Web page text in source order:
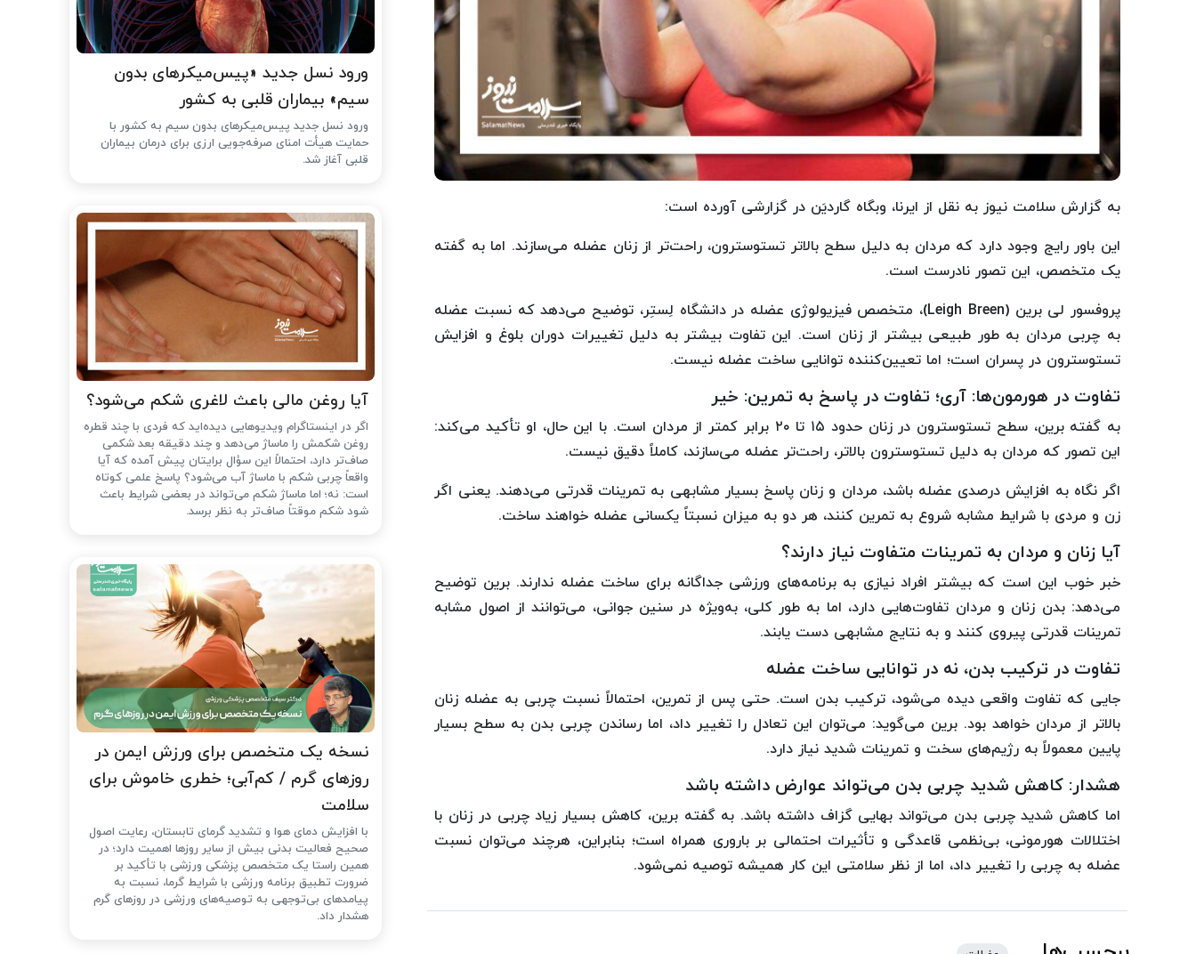
به گزارش سلامت نیوز به نقل از ایرنا، وبگاه گاردیَن در گزارشی آورده است:
این باور رایج وجود دارد که مردان به دلیل سطح بالاتر تستوسترون، راحت‌تر از زنان عضله می‌سازند. اما به گفته
یک متخصص، این تصور نادرست است.
پروفسور لی برین (Leigh Breen)، متخصص فیزیولوژی عضله در دانشگاه لِستِر، توضیح می‌دهد که نسبت عضله
به چربی مردان به طور طبیعی بیشتر از زنان است. این تفاوت بیشتر به دلیل تغییرات دوران بلوغ و افزایش
تستوسترون در پسران است؛ اما تعیین‌کننده توانایی ساخت عضله نیست.
تفاوت در هورمون‌ها: آری؛ تفاوت در پاسخ به تمرین: خیر
به گفته برین، سطح تستوسترون در زنان حدود ۱۵ تا ۲۰ برابر کمتر از مردان است. با این حال، او تأکید می‌کند:
این تصور که مردان به دلیل تستوسترون بالاتر، راحت‌تر عضله می‌سازند، کاملاً دقیق نیست.
اگر نگاه به افزایش درصدی عضله باشد، مردان و زنان پاسخ بسیار مشابهی به تمرینات قدرتی می‌دهند. یعنی اگر
زن و مردی با شرایط مشابه شروع به تمرین کنند، هر دو به میزان نسبتاً یکسانی عضله خواهند ساخت.
آیا زنان و مردان به تمرینات متفاوت نیاز دارند؟
خبر خوب این است که بیشتر افراد نیازی به برنامه‌های ورزشی جداگانه برای ساخت عضله ندارند. برین توضیح
می‌دهد: بدن زنان و مردان تفاوت‌هایی دارد، اما به طور کلی، به‌ویژه در سنین جوانی، می‌توانند از اصول مشابه
تمرینات قدرتی پیروی کنند و به نتایج مشابهی دست یابند.
تفاوت در ترکیب بدن، نه در توانایی ساخت عضله
جایی که تفاوت واقعی دیده می‌شود، ترکیب بدن است. حتی پس از تمرین، احتمالاً نسبت چربی به عضله زنان
بالاتر از مردان خواهد بود. برین می‌گوید: می‌توان این تعادل را تغییر داد، اما رساندن چربی بدن به سطح بسیار
پایین معمولاً به رژیم‌های سخت و تمرینات شدید نیاز دارد.
هشدار: کاهش شدید چربی بدن می‌تواند عوارض داشته باشد
اما کاهش شدید چربی بدن می‌تواند بهایی گزاف داشته باشد. به گفته برین، کاهش بسیار زیاد چربی در زنان با
اختلالات هورمونی، بی‌نظمی قاعدگی و تأثیرات احتمالی بر باروری همراه است؛ بنابراین، هرچند می‌توان نسبت
عضله به چربی را تغییر داد، اما از نظر سلامتی این کار همیشه توصیه نمی‌شود.
ورود نسل جدید «پیس‌میکرهای بدون
سیم» بیماران قلبی به کشور
ورود نسل جدید پیس‌میکرهای بدون سیم به کشور با
حمایت هیأت امنای صرفه‌جویی ارزی برای درمان بیماران
قلبی آغاز شد.
آیا روغن مالی باعث لاغری شکم می‌شود؟
اگر در اینستاگرام ویدیوهایی دیده‌اید که فردی با چند قطره
روغن شکمش را ماساژ می‌دهد و چند دقیقه بعد شکمی
صاف‌تر دارد، احتمالاً این سؤال برایتان پیش آمده که آیا
واقعاً چربی شکم با ماساژ آب می‌شود؟ پاسخ علمی کوتاه
است: نه؛ اما ماساژ شکم می‌تواند در بعضی شرایط باعث
شود شکم موقتاً صاف‌تر به نظر برسد.
نسخه یک متخصص برای ورزش ایمن در
روزهای گرم / کم‌آبی؛ خطری خاموش برای
سلامت
با افزایش دمای هوا و تشدید گرمای تابستان، رعایت اصول
صحیح فعالیت بدنی بیش از سایر روزها اهمیت دارد؛ در
همین راستا یک متخصص پزشکی ورزشی با تأکید بر
ضرورت تطبیق برنامه ورزشی با شرایط گرما، نسبت به
پیامدهای بی‌توجهی به توصیه‌های ورزشی در روزهای گرم
هشدار داد.